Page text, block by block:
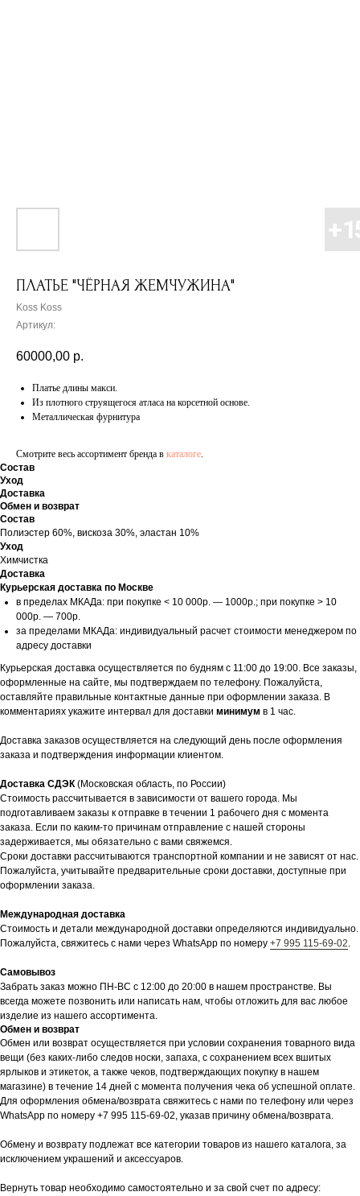
ПЛАТЬЕ "ЧЁРНАЯ ЖЕМЧУЖИНА"
Koss Koss
Артикул:
60000,00 р.
Платье длины макси.
Из плотного струящегося атласа на корсетной основе.
Металлическая фурнитура
Смотрите весь ассортимент бренда в каталоге.
Состав
Уход
Доставка
Обмен и возврат
Состав
Полиэстер 60%, вискоза 30%, эластан 10%
Уход
Химчистка
Доставка
Курьерская доставка по Москве
в пределах МКАДа: при покупке < 10 000р. — 1000р.; при покупке > 10
000р. — 700р.
за пределами МКАДа: индивидуальный расчет стоимости менеджером по
адресу доставки
Курьерская доставка осуществляется по будням с 11:00 до 19:00. Все заказы,
оформленные на сайте, мы подтверждаем по телефону. Пожалуйста,
оставляйте правильные контактные данные при оформлении заказа. В
комментариях укажите интервал для доставки минимум в 1 час.
Доставка заказов осуществляется на следующий день после оформления
заказа и подтверждения информации клиентом.
Доставка СДЭК(Московская область, по России)
Стоимость рассчитывается в зависимости от вашего города. Мы
подготавливаем заказы к отправке в течении 1 рабочего дня с момента
заказа. Если по каким-то причинам отправление с нашей стороны
задерживается, мы обязательно с вами свяжемся.
Сроки доставки рассчитываются транспортной компании и не зависят от нас.
Пожалуйста, учитывайте предварительные сроки доставки, доступные при
оформлении заказа.
Международная доставка
Стоимость и детали международной доставки определяются индивидуально.
Пожалуйста, свяжитесь с нами через WhatsApp по номеру +7 995 115-69-02.
Самовывоз
Забрать заказ можно ПН-ВС с 12:00 до 20:00 в нашем пространстве. Вы
всегда можете позвонить или написать нам, чтобы отложить для вас любое
изделие из нашего ассортимента.
Обмен и возврат
Обмен или возврат осуществляется при условии сохранения товарного вида
вещи (без каких-либо следов носки, запаха, с сохранением всех вшитых
ярлыков и этикеток, а также чеков, подтверждающих покупку в нашем
магазине) в течение 14 дней с момента получения чека об успешной оплате.
Для оформления обмена/возврата свяжитесь с нами по телефону или через
WhatsApp по номеру +7 995 115-69-02, указав причину обмена/возврата.
Обмену и возврату подлежат все категории товаров из нашего каталога, за
исключением украшений и аксессуаров.
Вернуть товар необходимо самостоятельно и за свой счет по адресу: